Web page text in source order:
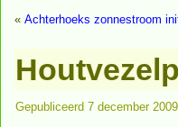
« Achterhoeks zonnestroom
Gepubliceerd 7 december 2009